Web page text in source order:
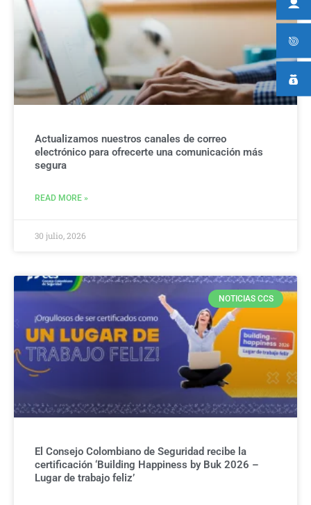
Actualizamos nuestros canales de correo
electrónico para ofrecerte una comunicación más
segura
READ MORE »
30 julio, 2026
NOTICIAS CCS
El Consejo Colombiano de Seguridad recibe la
certificación ‘Building Happiness by Buk 2026 –
Lugar de trabajo feliz’